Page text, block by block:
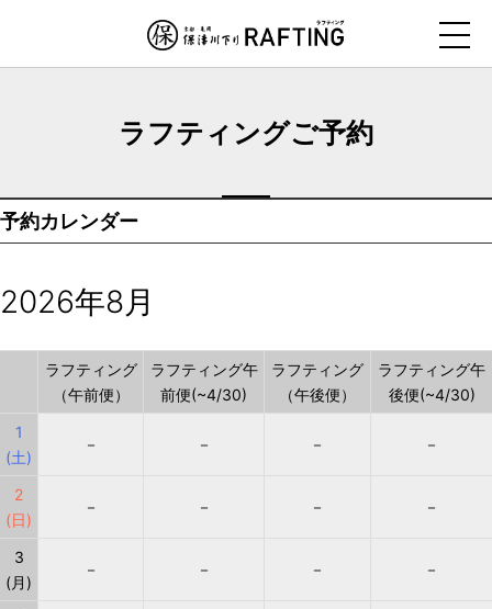
ビ
ゲ
シ
ン
す
ラフティングご予約
予約カレンダー
2026年8月
ラフティング
（午前便）
ラフティング午
前便(~4/30)
ラフティング
（午後便）
ラフティング午
後便(~4/30)
1
(土)
－ － － －
2
(日)
－ － － －
3
(月)
－ － － －